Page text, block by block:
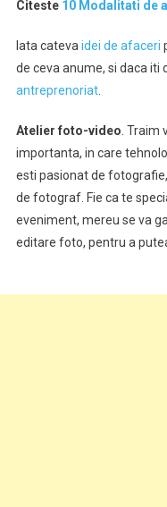
Citeste 10 Modalitati de
Iata catevaidei de afaceri
de ceva anume, si daca iti
antreprenoriat.
Atelier foto-video. Traim
importanta, in care
esti pasionat de
de fotograf. Fie ca te
eveniment, mereu se va
editare foto, pentru a